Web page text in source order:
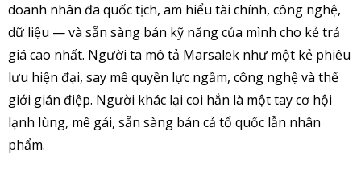
doanh nhân đa quốc tịch, am hiểu tài chính, công nghệ,
dữ liệu — và sẵn sàng bán kỹ năng của mình cho kẻ trả
giá cao nhất. Người ta mô tả Marsalek như một kẻ phiêu
lưu hiện đại, say mê quyền lực ngầm, công nghệ và thế
giới gián điệp. Người khác lại coi hắn là một tay cơ hội
lạnh lùng, mê gái, sẵn sàng bán cả tổ quốc lẫn nhân
phẩm.